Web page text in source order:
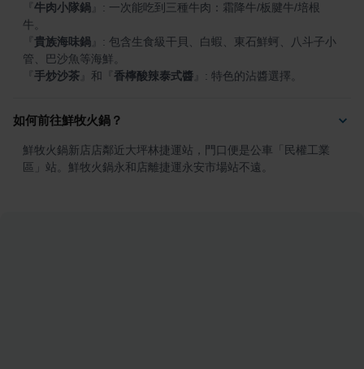
牛肉小隊鍋
: 一次能吃到三種牛肉：霜降牛/板腱牛/培根
貴族海味鍋
: 包含生食級干貝、白蝦、東石鮮蚵、八斗子小
手炒沙茶 和 香檸酸辣泰式醬 : 特色的沾醬選擇。
如何前往鮮牧火鍋？
鮮牧火鍋新店店鄰近大坪林捷運站，門口便是公車「民權工業
區」站。鮮牧火鍋永和店離捷運永安市場站不遠。